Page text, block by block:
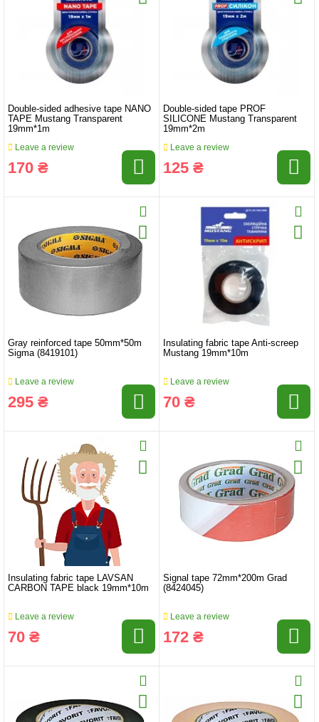
Double-sided adhesive tape NANO
TAPE Mustang Transparent
19mm*1m
Leave a review
170 ₴
Double-sided tape PROF
SILICONE Mustang Transparent
19mm*2m
Leave a review
125 ₴
Gray reinforced tape 50mm*50m
Sigma (8419101)
Leave a review
295 ₴
Insulating fabric tape Anti-screep
Mustang 19mm*10m
Leave a review
70 ₴
Insulating fabric tape LAVSAN
CARBON TAPE black 19mm*10m
Leave a review
70 ₴
Signal tape 72mm*200m Grad
(8424045)
Leave a review
172 ₴